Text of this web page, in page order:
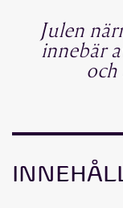
Julen
innebär